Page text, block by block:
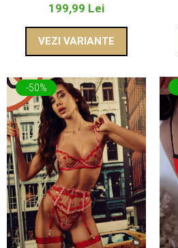
199,99 Lei
VEZI VARIANTE
-50%